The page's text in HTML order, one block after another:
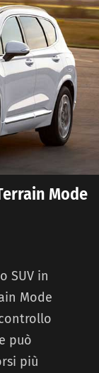
Mode
SUV in
Mode
può
più